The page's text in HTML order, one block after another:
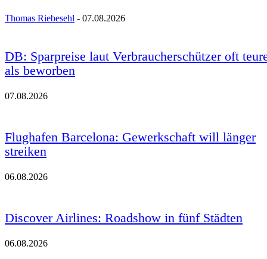
Thomas Riebesehl - 07.08.2026
DB: Sparpreise laut Verbraucherschützer oft
als beworben
07.08.2026
Flughafen Barcelona: Gewerkschaft will länger
streiken
06.08.2026
Discover Airlines: Roadshow in fünf Städten
06.08.2026